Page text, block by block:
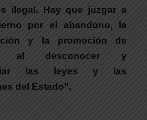
ilegal. Hay que juzgar a
por el abandono, la
y la promoción de
al desconocer y
las leyes y las
del Estado”.